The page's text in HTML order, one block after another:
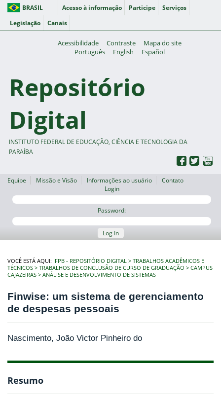
BRASIL Acesso à informação Participe
Serviços
Legislação
Canais
Acessibilidade Contraste
Mapa do site
Português
English Español
Repositório
Digital
INSTITUTO FEDERAL DE EDUCAÇÃO, CIÊNCIA E TECNOLOGIA DA
PARAÍBA
Equipe Missão e Visão Informações ao usuário
Contato
Login
Password:
Log In
VOCÊ ESTÁ AQUI: IFPB - REPOSITÓRIO DIGITAL
TRABALHOS ACADÊMICOS E
TÉCNICOS
TRABALHOS DE CONCLUSÃO DE CURSO DE GRADUAÇÃO
CAMPUS
CAJAZEIRAS
ANÁLISE E DESENVOLVIMENTO DE SISTEMAS
Finwise: um sistema de gerenciamento
de despesas pessoais
Nascimento, João Victor Pinheiro do
Resumo